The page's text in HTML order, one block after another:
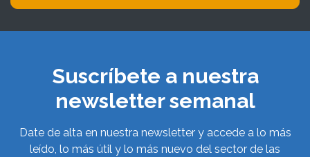
Suscríbete a nuestra
newsletter semanal
Date de alta en nuestra newsletter y accede a lo más
leído, lo más útil y lo más nuevo del sector de las